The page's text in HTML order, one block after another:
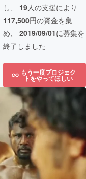
し、 19人の支援により
117,500円の資金を集
め、 2019/09/01に募集を
終了しました
もう一度プロジェク
トをやってほしい